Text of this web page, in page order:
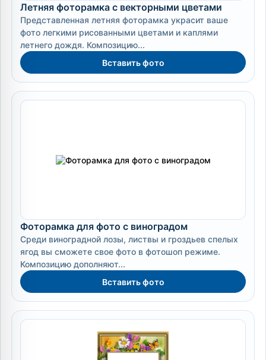
Летняя фоторамка с векторными цветами
Представленная летняя фоторамка украсит ваше
фото легкими рисованными цветами и каплями
летнего дождя. Композицию...
Вставить фото
Фоторамка для фото с виноградом
Среди виноградной лозы, листвы и гроздьев спелых
ягод вы сможете свое фото в фотошоп режиме.
Композицию дополняют...
Вставить фото